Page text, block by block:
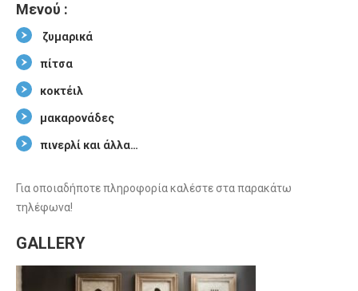
Μενού :
ζυμαρικά
πίτσα
κοκτέιλ
μακαρονάδες
πινερλί και άλλα…
Για οποιαδήποτε πληροφορία καλέστε στα παρακάτω
τηλέφωνα!
GALLERY